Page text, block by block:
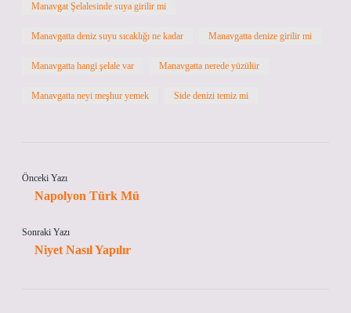
Manavgat Şelalesinde suya girilir mi
Manavgatta deniz suyu sıcaklığı ne kadar Manavgatta denize girilir mi
Manavgatta hangi şelale var Manavgatta nerede yüzülür
Manavgatta neyi meşhur yemek Side denizi temiz mi
Önceki Yazı
Napolyon Türk Mü
Sonraki Yazı
Niyet Nasıl Yapılır